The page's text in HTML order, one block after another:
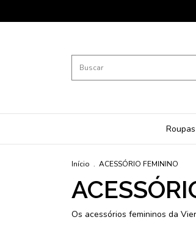
Roupas
Início . ACESSÓRIO FEMININO
Os acessórios femininos da